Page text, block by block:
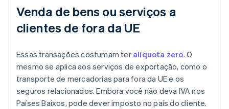
Venda de bens ou serviços a
clientes de fora da UE
Essas transações costumam ter alíquota zero. O
mesmo se aplica aos serviços de exportação, como o
transporte de mercadorias para fora da UE e os
seguros relacionados. Embora você não deva IVA nos
Países Baixos, pode dever imposto no país do cliente.